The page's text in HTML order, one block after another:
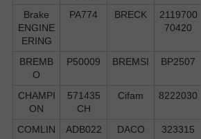
Brake
ENGINE
ERING
PA774 BRECK
2119700
70420
BREMB
O
P50009 BREMSI BP2507
CHAMPI
ON
571435
CH
Cifam 8222030
COMLIN
ADB022
DACO
323315